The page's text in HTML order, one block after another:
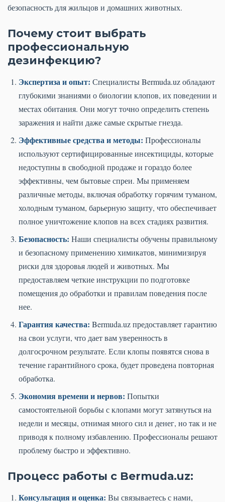
безопасность для жильцов и домашних животных.
Почему стоит выбрать
профессиональную
дезинфекцию?
Экспертиза и опыт: Специалисты Bermuda.uz обладают
глубокими знаниями о биологии клопов, их поведении и
местах обитания. Они могут точно определить степень
заражения и найти даже самые скрытые гнезда.
Эффективные средства и методы: Профессионалы
используют сертифицированные инсектициды, которые
недоступны в свободной продаже и гораздо более
эффективны, чем бытовые спреи. Мы применяем
различные методы, включая обработку горячим туманом,
холодным туманом, барьерную защиту, что обеспечивает
полное уничтожение клопов на всех стадиях развития.
Безопасность: Наши специалисты обучены правильному
и безопасному применению химикатов, минимизируя
риски для здоровья людей и животных. Мы
предоставляем четкие инструкции по подготовке
помещения до обработки и правилам поведения после
нее.
Гарантия качества: Bermuda.uz предоставляет гарантию
на свои услуги, что дает вам уверенность в
долгосрочном результате. Если клопы появятся снова в
течение гарантийного срока, будет проведена повторная
обработка.
Экономия времени и нервов: Попытки
самостоятельной борьбы с клопами могут затянуться на
недели и месяцы, отнимая много сил и денег, но так и не
приводя к полному избавлению. Профессионалы решают
проблему быстро и эффективно.
Процесс работы с Bermuda.uz:
Консультация и оценка: Вы связываетесь с нами,